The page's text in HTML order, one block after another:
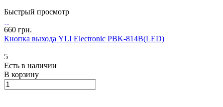
Быстрый просмотр
660 грн.
Кнопка выхода YLI Electronic PBK-814B(LED)
5
Есть в наличии
В корзину